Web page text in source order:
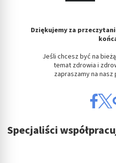
Dziękujemy za
Jeśli chcesz być na
temat zdrowia i
zapraszamy na
Specjaliści